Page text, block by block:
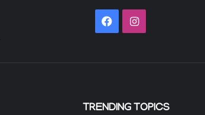
FacebookInstagram
TRENDING TOPICS